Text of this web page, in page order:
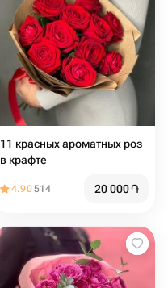
11 красных ароматных роз
в крафте
4.90514 20 000֏